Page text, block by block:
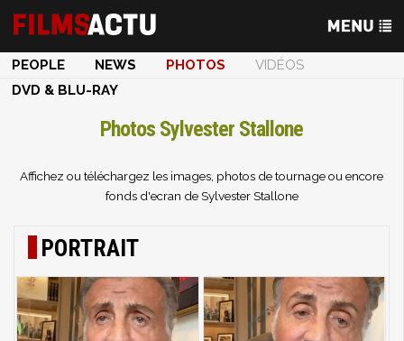
PEOPLE NEWS PHOTOS
VIDÉOS
DVD & BLU-RAY
Photos Sylvester Stallone
Affichez ou téléchargez les images, photos de tournage ou encore
fonds d'ecran de Sylvester Stallone
PORTRAIT